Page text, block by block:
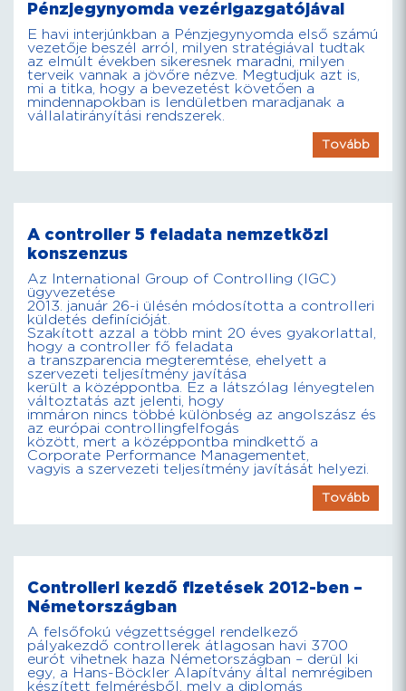
Pénzjegynyomda vezérigazgatójával
E havi interjúnkban a Pénzjegynyomda első számú
vezetője beszél arról, milyen stratégiával tudtak
az elmúlt években sikeresnek maradni, milyen
terveik vannak a jövőre nézve. Megtudjuk azt is,
mi a titka, hogy a bevezetést követően a
mindennapokban is lendületben maradjanak a
vállalatirányítási rendszerek.
Tovább
A controller 5 feladata nemzetközi
konszenzus
Az International Group of Controlling (IGC)
ügyvezetése
2013. január 26-i ülésén módosította a controlleri
küldetés definícióját.
Szakított azzal a több mint 20 éves gyakorlattal,
hogy a controller fő feladata
a transzparencia megteremtése, ehelyett a
szervezeti teljesítmény javítása
került a középpontba. Ez a látszólag lényegtelen
változtatás azt jelenti, hogy
immáron nincs többé különbség az angolszász és
az európai controllingfelfogás
között, mert a középpontba mindkettő a
Corporate Performance Managementet,
vagyis a szervezeti teljesítmény javítását helyezi.
Tovább
Controlleri kezdő fizetések 2012-ben –
Németországban
A felsőfokú végzettséggel rendelkező
pályakezdő controllerek átlagosan havi 3700
eurót vihetnek haza Németországban – derül ki
egy, a Hans-Böckler Alapítvány által nemrégiben
készített felmérésből, mely a diplomás